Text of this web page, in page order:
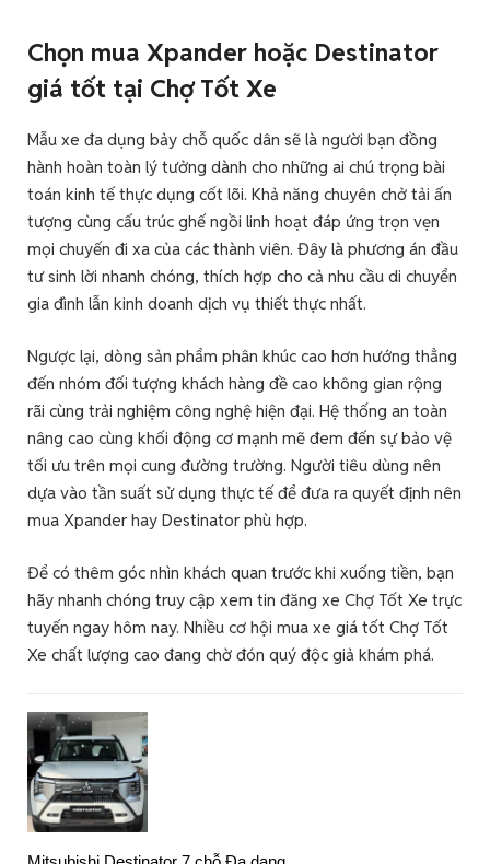
Chọn mua Xpander hoặc Destinator
giá tốt tại Chợ Tốt Xe
Mẫu xe đa dụng bảy chỗ quốc dân sẽ là người bạn đồng
hành hoàn toàn lý tưởng dành cho những ai chú trọng bài
toán kinh tế thực dụng cốt lõi. Khả năng chuyên chở tải ấn
tượng cùng cấu trúc ghế ngồi linh hoạt đáp ứng trọn vẹn
mọi chuyến đi xa của các thành viên. Đây là phương án đầu
tư sinh lời nhanh chóng, thích hợp cho cả nhu cầu di chuyển
gia đình lẫn kinh doanh dịch vụ thiết thực nhất.
Ngược lại, dòng sản phẩm phân khúc cao hơn hướng thẳng
đến nhóm đối tượng khách hàng đề cao không gian rộng
rãi cùng trải nghiệm công nghệ hiện đại. Hệ thống an toàn
nâng cao cùng khối động cơ mạnh mẽ đem đến sự bảo vệ
tối ưu trên mọi cung đường trường. Người tiêu dùng nên
dựa vào tần suất sử dụng thực tế để đưa ra quyết định nên
mua Xpander hay Destinator phù hợp.
Để có thêm góc nhìn khách quan trước khi xuống tiền, bạn
hãy nhanh chóng truy cập xem tin đăng xe Chợ Tốt Xe trực
tuyến ngay hôm nay. Nhiều cơ hội mua xe giá tốt Chợ Tốt
Xe chất lượng cao đang chờ đón quý độc giả khám phá.